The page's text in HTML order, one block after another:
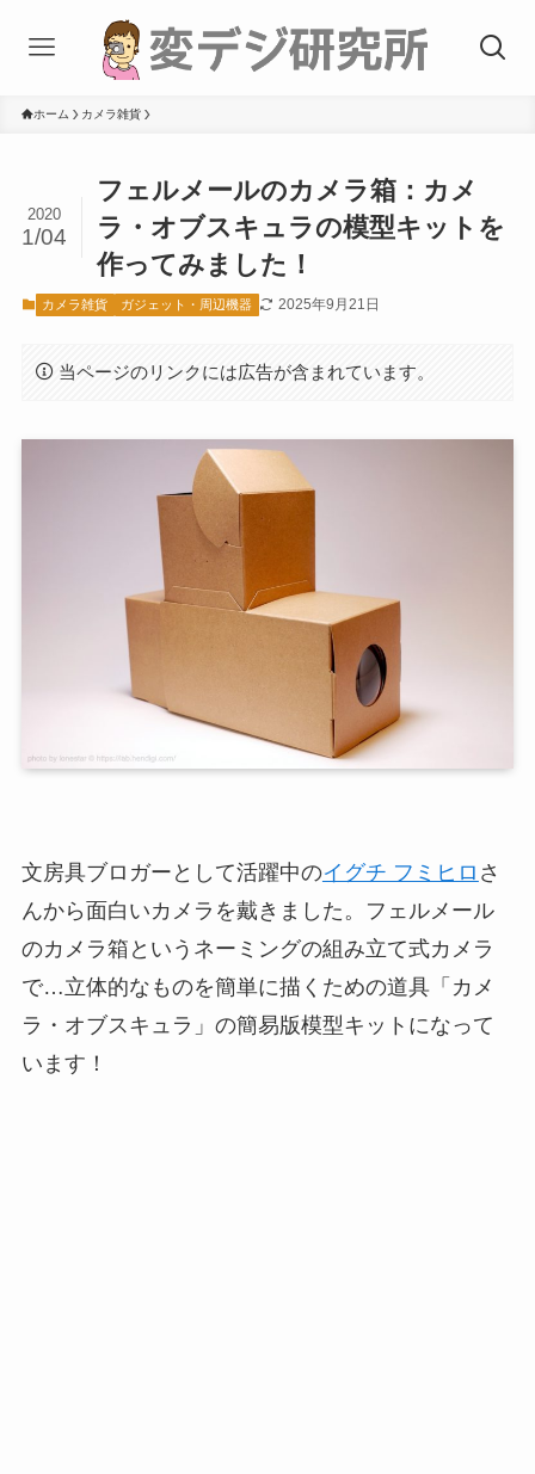
ホーム カメラ雑貨
フェルメールのカメラ箱：カメ
ラ・オブスキュラの模型キットを
作ってみました！
2020
1/04
カメラ雑貨 ガジェット・周辺機器 2025年9月21日
当ページのリンクには広告が含まれています。
文房具ブロガーとして活躍中のイグチ フミヒロ さ
んから面白いカメラを戴きました。フェルメール
のカメラ箱というネーミングの組み立て式カメラ
で…立体的なものを簡単に描くための道具「カメ
ラ・オブスキュラ」の簡易版模型キットになって
います！